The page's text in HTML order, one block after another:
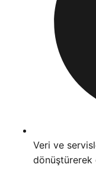
Veri ve
dönüştürerek